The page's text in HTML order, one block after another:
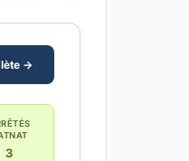
→
3